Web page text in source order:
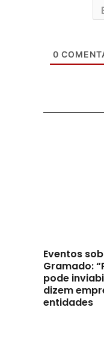
0
Eventos
Gramado:
pode
dizem
entidades